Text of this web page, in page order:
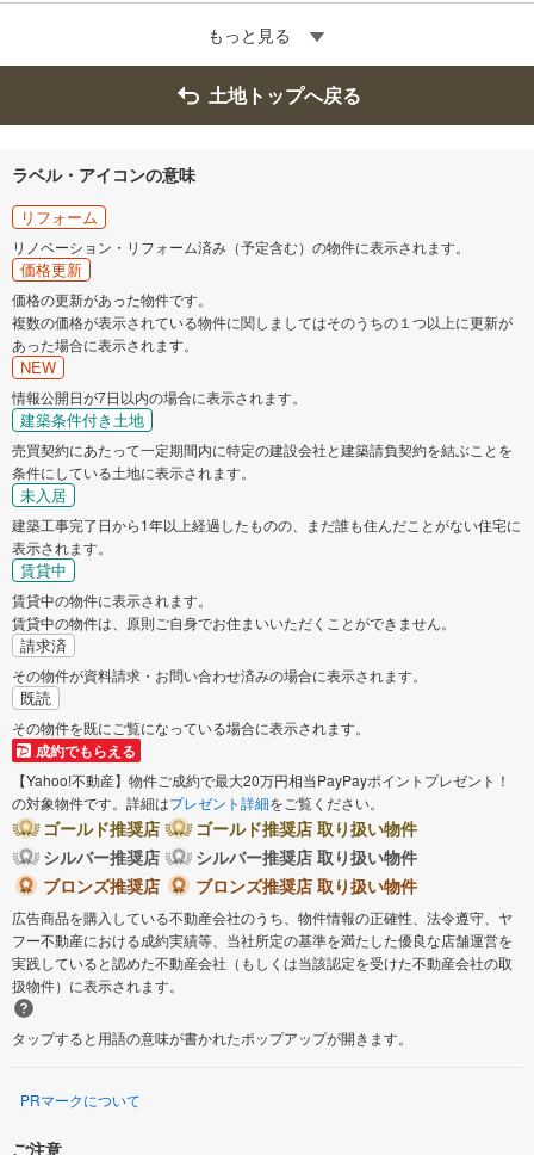
もっと見る
土地トップへ戻る
ラベル・アイコンの意味
リフォーム
リノベーション・リフォーム済み（予定含む）の物件に表示されます。
価格更新
価格の更新があった物件です。
複数の価格が表示されている物件に関しましてはそのうちの１つ以上に更新が
あった場合に表示されます。
NEW
情報公開日が7日以内の場合に表示されます。
建築条件付き土地
売買契約にあたって一定期間内に特定の建設会社と建築請負契約を結ぶことを
条件にしている土地に表示されます。
未入居
建築工事完了日から1年以上経過したものの、まだ誰も住んだことがない住宅に
表示されます。
賃貸中
賃貸中の物件に表示されます。
賃貸中の物件は、原則ご自身でお住まいいただくことができません。
請求済
その物件が資料請求・お問い合わせ済みの場合に表示されます。
既読
その物件を既にご覧になっている場合に表示されます。
成約でもらえる
【Yahoo!不動産】物件ご成約で最大20万円相当PayPayポイントプレゼント！
の対象物件です。詳細はプレゼント詳細をご覧ください。
ゴールド推奨店
ゴールド推奨店 取り扱い物件
シルバー推奨店
シルバー推奨店 取り扱い物件
ブロンズ推奨店
ブロンズ推奨店 取り扱い物件
広告商品を購入している不動産会社のうち、物件情報の正確性、法令遵守、ヤ
フー不動産における成約実績等、当社所定の基準を満たした優良な店舗運営を
実践していると認めた不動産会社（もしくは当該認定を受けた不動産会社の取
扱物件）に表示されます。
タップすると用語の意味が書かれたポップアップが開きます。
PRマークについて
ご注意